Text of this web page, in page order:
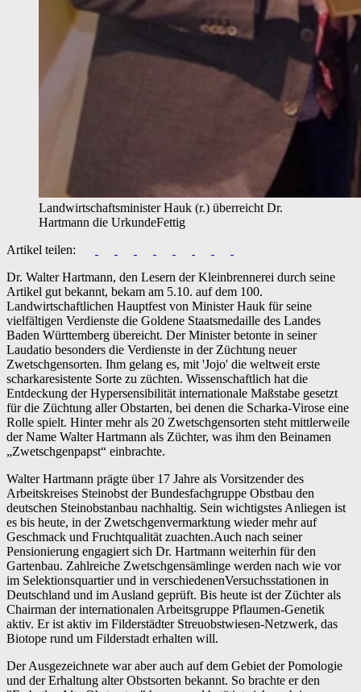
Landwirtschaftsminister Hauk (r.) überreicht Dr.
Hartmann die UrkundeFettig
Artikel teilen:
Dr. Walter Hartmann, den Lesern der Kleinbrennerei durch seine
Artikel gut bekannt, bekam am 5.10. auf dem 100.
Landwirtschaftlichen Hauptfest von Minister Hauk für seine
vielfältigen Verdienste die Goldene Staatsmedaille des Landes
Baden Württemberg übereicht. Der Minister betonte in seiner
Laudatio besonders die Verdienste in der Züchtung neuer
Zwetschgensorten. Ihm gelang es, mit 'Jojo' die weltweit erste
scharkaresistente Sorte zu züchten. Wissenschaftlich hat die
Entdeckung der Hypersensibilität internationale Maßstabe gesetzt
für die Züchtung aller Obstarten, bei denen die Scharka-Virose eine
Rolle spielt. Hinter mehr als 20 Zwetschgensorten steht mittlerweile
der Name Walter Hartmann als Züchter, was ihm den Beinamen
„Zwetschgenpapst“ einbrachte.
Walter Hartmann prägte über 17 Jahre als Vorsitzender des
Arbeitskreises Steinobst der Bundesfachgruppe Obstbau den
deutschen Steinobstanbau nachhaltig. Sein wichtigstes Anliegen ist
es bis heute, in der Zwetschgenvermarktung wieder mehr auf
Geschmack und Fruchtqualität zuachten.Auch nach seiner
Pensionierung engagiert sich Dr. Hartmann weiterhin für den
Gartenbau. Zahlreiche Zwetschgensämlinge werden nach wie vor
im Selektionsquartier und in verschiedenenVersuchsstationen in
Deutschland und im Ausland geprüft. Bis heute ist der Züchter als
Chairman der internationalen Arbeitsgruppe Pflaumen-Genetik
aktiv. Er ist aktiv im Filderstädter Streuobstwiesen-Netzwerk, das
Biotope rund um Filderstadt erhalten will.
Der Ausgezeichnete war aber auch auf dem Gebiet der Pomologie
und der Erhaltung alter Obstsorten bekannt. So brachte er den